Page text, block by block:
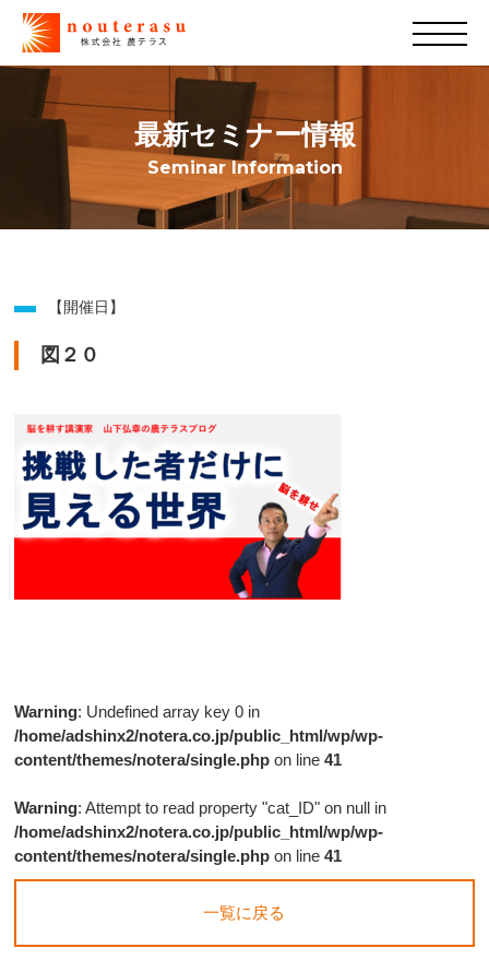
最新セミナー情報
Seminar Information
【開催日】
図２０
Warning: Undefined array key 0 in
/home/adshinx2/notera.co.jp/public_html/wp/wp-
content/themes/notera/single.php on line41
Warning: Attempt to read property "cat_ID" on null in
/home/adshinx2/notera.co.jp/public_html/wp/wp-
content/themes/notera/single.php on line41
一覧に戻る